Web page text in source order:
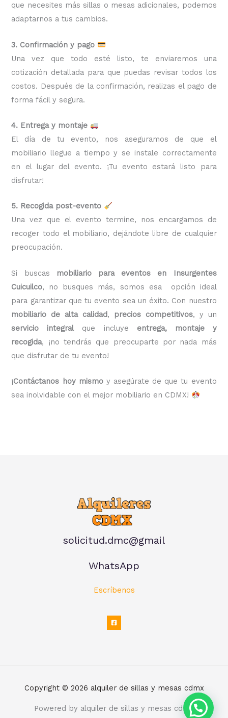
que necesites más sillas o mesas adicionales, podemos
adaptarnos a tus cambios.
3. Confirmación y pago
Una vez que todo esté listo, te enviaremos una
cotización detallada para que puedas revisar todos los
costos. Después de la confirmación, realizas el pago de
forma fácil y segura.
4. Entrega y montaje
El día de tu evento, nos aseguramos de que el
mobiliario llegue a tiempo y se instale correctamente
en el lugar del evento. ¡Tu evento estará listo para
disfrutar!
5. Recogida post-evento
Una vez que el evento termine, nos encargamos de
recoger todo el mobiliario, dejándote libre de cualquier
preocupación.
Si buscas
mobiliario para eventos en Insurgentes
Cuicuilco, no busques más, somos esa opción ideal
para garantizar que tu evento sea un éxito. Con nuestro
mobiliario de alta calidad, precios competitivos, y un
servicio integralque incluye entrega, montaje y
recogida, ¡no tendrás que preocuparte por nada más
que disfrutar de tu evento!
¡Contáctanos hoy mismoy asegúrate de que tu evento
sea inolvidable con el mejor mobiliario en CDMX!
solicitud.dmc@gmail
WhatsApp
Escríbenos
Copyright © 2026 alquiler de sillas y mesas cdmx
Powered by alquiler de sillas y mesas cdmx